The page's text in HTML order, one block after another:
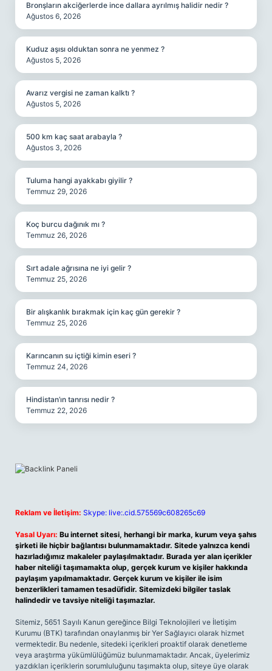
Bronşların akciğerlerde ince dallara ayrılmış halidir nedir ?
Ağustos 6, 2026
Kuduz aşısı olduktan sonra ne yenmez ?
Ağustos 5, 2026
Avarız vergisi ne zaman kalktı ?
Ağustos 5, 2026
500 km kaç saat arabayla ?
Ağustos 3, 2026
Tuluma hangi ayakkabı giyilir ?
Temmuz 29, 2026
Koç burcu dağınık mı ?
Temmuz 26, 2026
Sırt adale ağrısına ne iyi gelir ?
Temmuz 25, 2026
Bir alışkanlık bırakmak için kaç gün gerekir ?
Temmuz 25, 2026
Karıncanın su içtiği kimin eseri ?
Temmuz 24, 2026
Hindistan’ın tanrısı nedir ?
Temmuz 22, 2026
Reklam ve İletişim: Skype: live:.cid.575569c608265c69
Yasal Uyarı: Bu internet sitesi, herhangi bir marka, kurum veya şahıs
şirketi ile hiçbir bağlantısı bulunmamaktadır. Sitede yalnızca kendi
hazırladığımız makaleler paylaşılmaktadır. Burada yer alan içerikler
haber niteliği taşımamakta olup, gerçek kurum ve kişiler hakkında
paylaşım yapılmamaktadır. Gerçek kurum ve kişiler ile isim
benzerlikleri tamamen tesadüfidir. Sitemizdeki bilgiler taslak
halindedir ve tavsiye niteliği taşımazlar.
Sitemiz, 5651 Sayılı Kanun gereğince Bilgi Teknolojileri ve İletişim
Kurumu (BTK) tarafından onaylanmış bir Yer Sağlayıcı olarak hizmet
vermektedir. Bu nedenle, sitedeki içerikleri proaktif olarak denetleme
veya araştırma yükümlülüğümüz bulunmamaktadır. Ancak, üyelerimiz
yazdıkları içeriklerin sorumluluğunu taşımakta olup, siteye üye olarak